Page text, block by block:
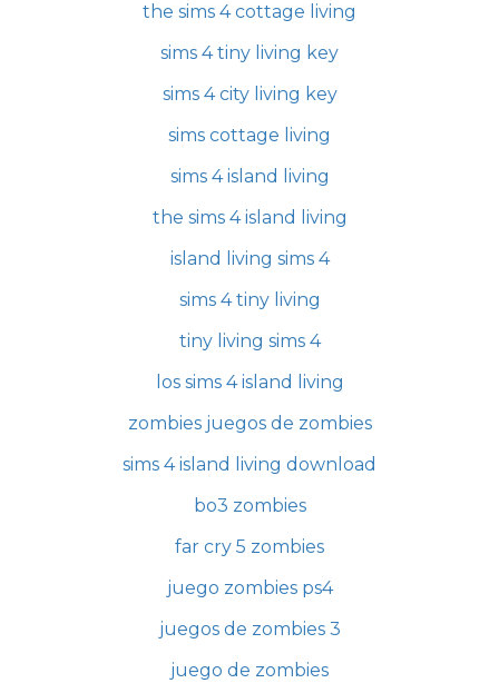
the sims 4 cottage living
sims 4 tiny living key
sims 4 city living key
sims cottage living
sims 4 island living
the sims 4 island living
island living sims 4
sims 4 tiny living
tiny living sims 4
los sims 4 island living
zombies juegos de zombies
sims 4 island living download
bo3 zombies
far cry 5 zombies
juego zombies ps4
juegos de zombies 3
juego de zombies